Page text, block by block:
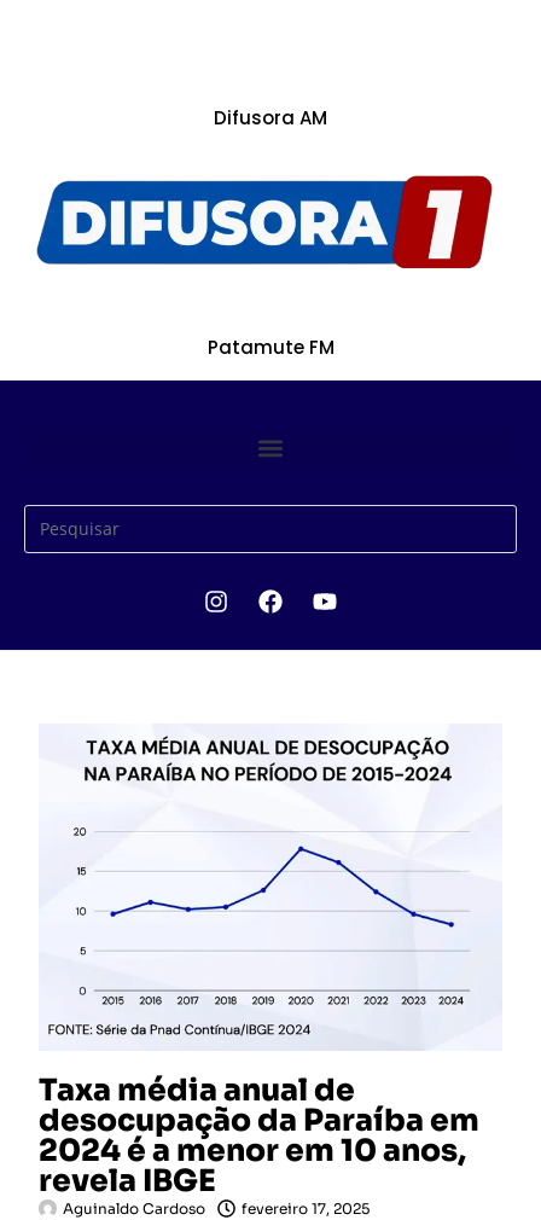
Difusora AM
Patamute FM
Taxa média anual de
desocupação da Paraíba em
2024 é a menor em 10 anos,
revela IBGE
Aguinaldo Cardoso
fevereiro 17, 2025